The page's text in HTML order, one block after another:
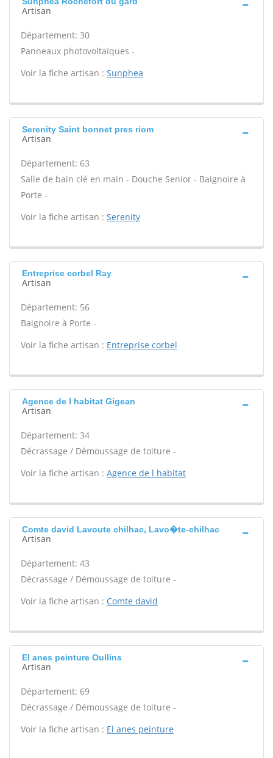
Artisan
Département: 30
Panneaux photovoltaïques -
Voir la fiche artisan : Sunphea
Serenity Saint bonnet pres riom
Artisan
Département: 63
Salle de bain clé en main - Douche Senior - Baignoire à
Porte -
Voir la fiche artisan : Serenity
Entreprise corbel Ray
Artisan
Département: 56
Baignoire à Porte -
Voir la fiche artisan : Entreprise corbel
Agence de l habitat Gigean
Artisan
Département: 34
Décrassage / Démoussage de toiture -
Voir la fiche artisan : Agence de l habitat
Comte david Lavoute chilhac, Lavo�te-chilhac
Artisan
Département: 43
Décrassage / Démoussage de toiture -
Voir la fiche artisan : Comte david
El anes peinture Oullins
Artisan
Département: 69
Décrassage / Démoussage de toiture -
Voir la fiche artisan : El anes peinture